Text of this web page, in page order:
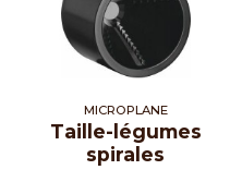
MICROPLANE
Taille-légumes
spirales